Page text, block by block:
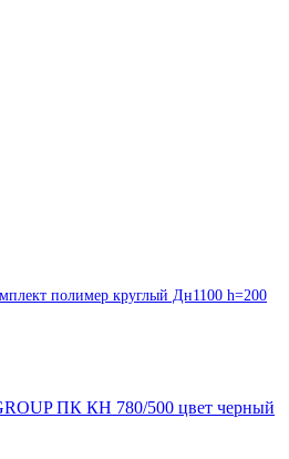
полимер круглый Дн1100 h=200